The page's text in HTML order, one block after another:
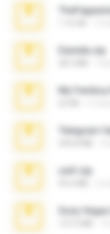
Daniela.zip
My
Telegram
ouh!.zip